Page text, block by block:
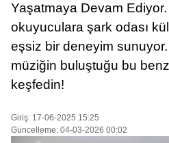
MAGAZIN
POLITIKA
SAĞLIK
SPOR
Yaşatmaya Devam
okuyuculara şark odası
eşsiz bir deneyim
müziğin buluştuğu bu
keşfedin!
Giriş: 17-06-2025 15:25
Güncelleme: 04-03-2026 00:02